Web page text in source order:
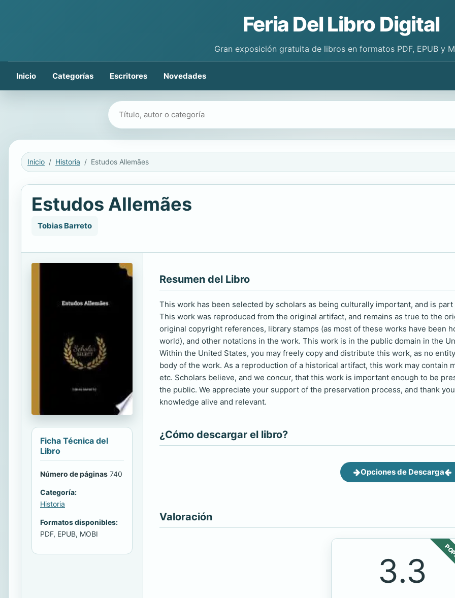
Feria Del Libro Digital
Gran exposición gratuita de libros en formatos PDF, EPUB y
Inicio Categorías Escritores Novedades
Buscar libros
Inicio Historia Estudos Allemães
Estudos Allemães
Tobias Barreto
Ficha Técnica del
Libro
Número de páginas 740
Categoría:
Historia
Formatos disponibles:
PDF, EPUB, MOBI
Resumen del Libro
This work has been selected by scholars as being culturally important, and is
This work was reproduced from the original artifact, and remains as true to the
original copyright references, library stamps (as most of these works have been
world), and other notations in the work. This work is in the public domain in the
Within the United States, you may freely copy and distribute this work, as no
body of the work. As a reproduction of a historical artifact, this work may contain
etc. Scholars believe, and we concur, that this work is important enough to be
the public. We appreciate your support of the preservation process, and thank
knowledge alive and relevant.
¿Cómo descargar el libro?
Opciones de Descarga
Valoración
3.3